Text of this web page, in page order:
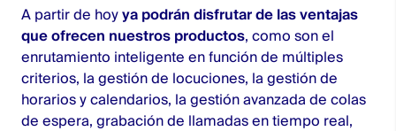
A partir de hoyya podrán disfrutar de las ventajas
que ofrecen nuestros productos, como son el
enrutamiento inteligente en función de múltiples
criterios, la gestión de locuciones, la gestión de
horarios y calendarios, la gestión avanzada de colas
de espera, grabación de llamadas en tiempo real,